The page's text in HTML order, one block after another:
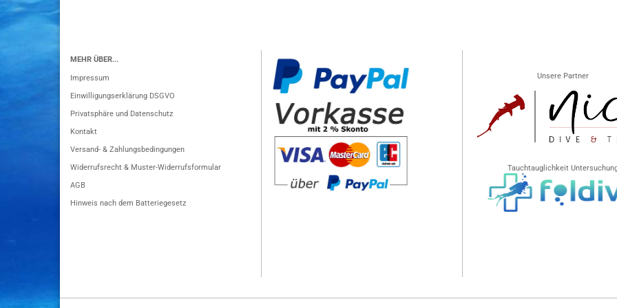
MEHR ÜBER...
Impressum
Einwilligungserklärung DSGVO
Privatsphäre und Datenschutz
Kontakt
Versand- & Zahlungsbedingungen
Widerrufsrecht & Muster-Widerrufsformular
AGB
Hinweis nach dem Batteriegesetz
Unsere Partner
Tauchtauglichkeit